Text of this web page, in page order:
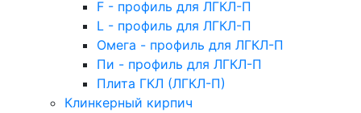
F - профиль для ЛГКЛ-П
L - профиль для ЛГКЛ-П
Омега - профиль для ЛГКЛ-П
Пи - профиль для ЛГКЛ-П
Плита ГКЛ (ЛГКЛ-П)
Клинкерный кирпич